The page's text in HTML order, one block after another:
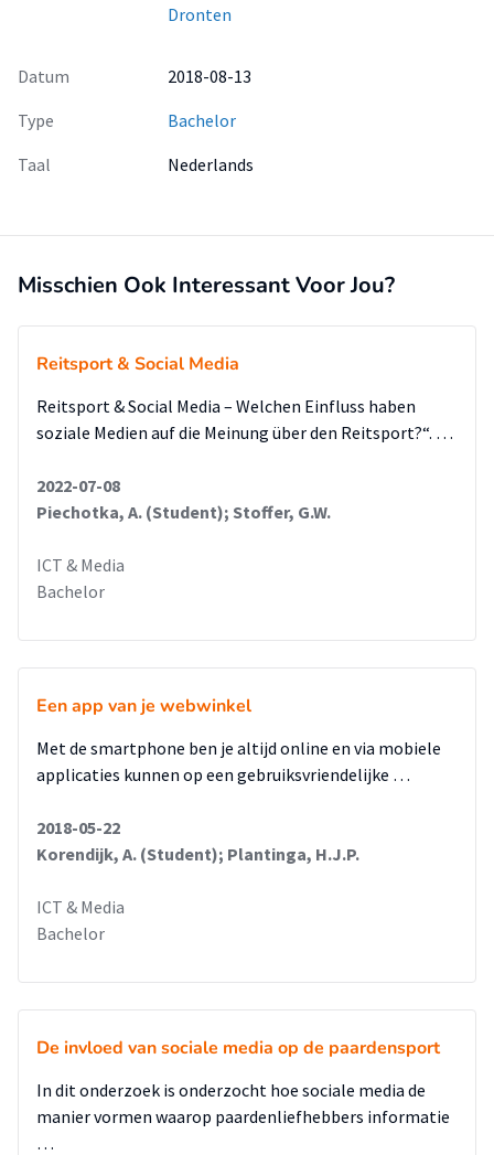
Dronten
Datum
2018-08-13
Type
Bachelor
Taal
Nederlands
Misschien Ook Interessant Voor Jou?
Reitsport & Social Media
Reitsport & Social Media – Welchen Einfluss haben
soziale Medien auf die Meinung über den Reitsport?“. …
2022-07-08
Piechotka, A. (Student); Stoffer, G.W.
ICT & Media
Bachelor
Een app van je webwinkel
Met de smartphone ben je altijd online en via mobiele
applicaties kunnen op een gebruiksvriendelijke …
2018-05-22
Korendijk, A. (Student); Plantinga, H.J.P.
ICT & Media
Bachelor
De invloed van sociale media op de paardensport
In dit onderzoek is onderzocht hoe sociale media de
manier vormen waarop paardenliefhebbers informatie
…